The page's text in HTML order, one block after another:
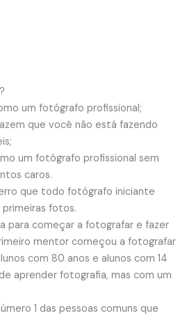
um fotógrafo profissional;
que você não está fazendo
um fotógrafo profissional sem
caros.
que todo fotógrafo iniciante
fotos.
para começar a fotografar e fazer
mentor começou a fotografar
com 80 anos e alunos com 14
aprender fotografia, mas com um
1 das pessoas comuns que